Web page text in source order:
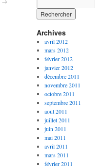
Archives
avril 2012
mars 2012
février 2012
janvier 2012
décembre 2011
novembre 2011
octobre 2011
septembre 2011
août 2011
juillet 2011
juin 2011
mai 2011
avril 2011
mars 2011
février 2011